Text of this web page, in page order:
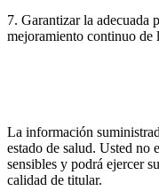
7. Garantizar la adecuada
mejoramiento continuo de
La información
estado de salud. Usted no
sensibles y podrá ejercer
calidad de titular.